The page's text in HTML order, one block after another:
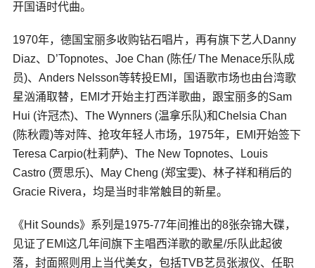
开国语时代曲。
1970年，德国宝丽多收购钻石唱片，再有旗下艺人Danny
Diaz、D’Topnotes、Joe Chan (陈任/ The Menace乐队成
员)、Anders Nelsson等转投EMI，国语歌市场也由台湾歌
星汹涌取替，EMI才开始主打西洋歌曲，跟宝丽多的Sam
Hui (许冠杰)、The Wynners (温拿乐队)和Chelsia Chan
(陈秋霞)等对阵、抢攻年轻人市场，1975年，EMI开始签下
Teresa Carpio(杜莉萨)、The New Topnotes、Louis
Castro (贾思乐)、May Cheng (郑宝雯)、林子祥和稍后的
Gracie Rivera，均是当时非常触目的新星。
《Hit Sounds》系列是1975-77年间推出的8张杂锦大碟，
见证了EMI这几年间旗下主唱西洋歌的歌星/乐队此起彼
落，封面照则用上当代美女，包括TVB艺员张淑仪、任职